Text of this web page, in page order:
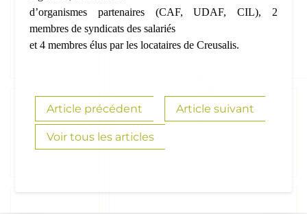
d’organismes partenaires (CAF, UDAF, CIL), 2
membres de syndicats des salariés
et 4 membres élus par les locataires de Creusalis.
Article précédent Article suivant
Voir tous les articles